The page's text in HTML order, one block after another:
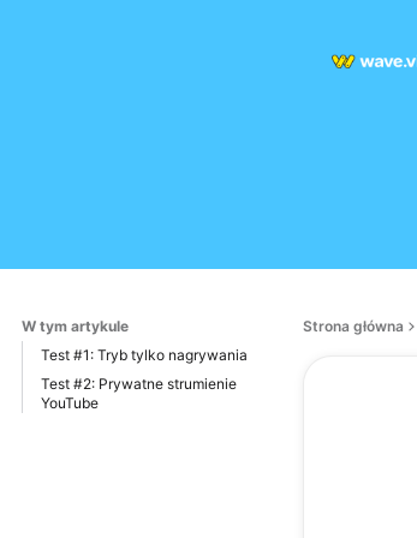
W tym artykule
Test #1: Tryb tylko nagrywania
Test #2: Prywatne strumienie
YouTube
Strona główna